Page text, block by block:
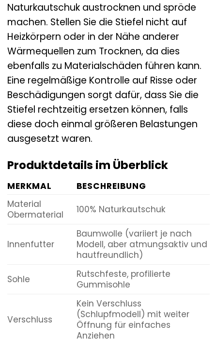
Naturkautschuk austrocknen und spröde
machen. Stellen Sie die Stiefel nicht auf
Heizkörpern oder in der Nähe anderer
Wärmequellen zum Trocknen, da dies
ebenfalls zu Materialschäden führen kann.
Eine regelmäßige Kontrolle auf Risse oder
Beschädigungen sorgt dafür, dass Sie die
Stiefel rechtzeitig ersetzen können, falls
diese doch einmal größeren Belastungen
ausgesetzt waren.
Produktdetails im Überblick
MERKMAL
BESCHREIBUNG
Material
Obermaterial
100% Naturkautschuk
Innenfutter
Baumwolle (variiert je nach
Modell, aber atmungsaktiv und
hautfreundlich)
Sohle
Rutschfeste, profilierte
Gummisohle
Verschluss
Kein Verschluss
(Schlupfmodell) mit weiter
Öffnung für einfaches
Anziehen